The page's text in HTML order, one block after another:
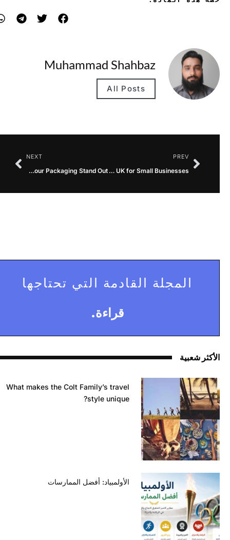
Muhammad Shahbaz
All Posts
PREV
Affordable Custom Cosmetic Boxes UK for Small Businesses
NEXT
3D Custom Hologram Stickers UK: Make Your Packaging Stand Out
المجلة القادمة التي تحتاجها
قراءة.
الأكثر شعبية
What makes the Colt Family’s travel
style unique?
الأولمبياد: أفضل الممارسات